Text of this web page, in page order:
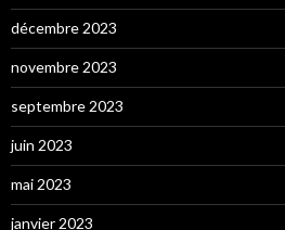
décembre 2023
novembre 2023
septembre 2023
juin 2023
mai 2023
janvier 2023